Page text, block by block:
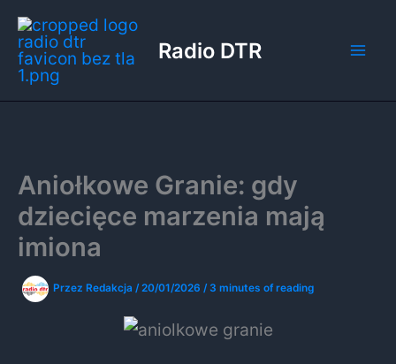
Przejdź
do
treści
Radio DTR
Aniołkowe Granie: gdy
dziecięce marzenia mają
imiona
Przez Redakcja /20/01/2026 / 3 minutes of reading